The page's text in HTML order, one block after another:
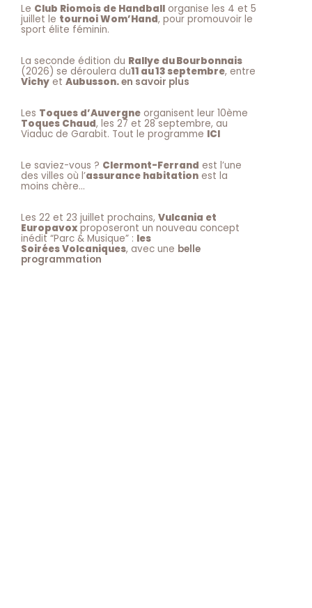
Le Club Riomois de Handball organise les 4 et 5
juillet le tournoi Wom’Hand, pour promouvoir le
sport élite féminin.
La seconde édition du Rallye du Bourbonnais
(2026) se déroulera du11 au 13 septembre, entre
Vichy et Aubusson.en savoir plus
Les Toques d’Auvergne organisent leur 10ème
Toques Chaud, les 27 et 28 septembre, au
Viaduc de Garabit. Tout le programme ICI
Le saviez-vous ? Clermont-Ferrand est l’une
des villes où l’assurance habitation est la
moins chère…
Les 22 et 23 juillet prochains, Vulcania et
Europavoxproposeront un nouveau concept
inédit “Parc & Musique” : les
Soirées Volcaniques, avec une belle
programmation